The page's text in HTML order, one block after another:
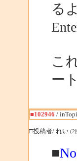
る
こ
ー
■102946 /
□投稿者/ れい (2
■